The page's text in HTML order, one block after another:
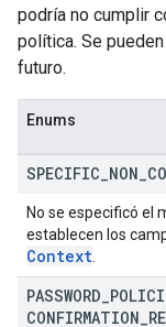
podría no cumplir
política. Se
futuro.
Enums
SPECIFIC NON
No se especificó el
establecen los
Context
PASSWORD
CONFIRMATION